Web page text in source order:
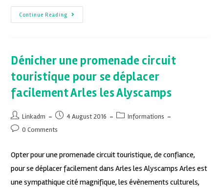
Continue Reading
Dénicher une promenade circuit
touristique pour se déplacer
facilement Arles les Alyscamps
Linkadm 4 August 2016
Informations
0 Comments
Opter pour une promenade circuit touristique, de confiance,
pour se déplacer facilement dans Arles les Alyscamps Arles est
une sympathique cité magnifique, les évènements culturels,